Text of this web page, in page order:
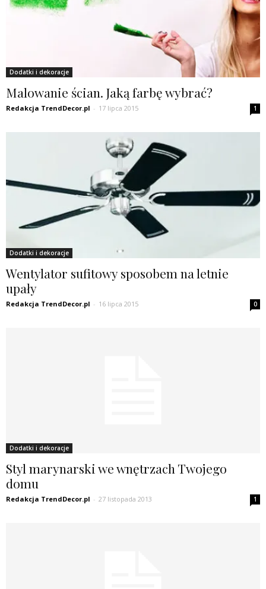
Dodatki i dekoracje
Malowanie ścian. Jaką farbę wybrać?
Redakcja TrendDecor.pl - 17 lipca 2015 1
Dodatki i dekoracje
Wentylator sufitowy sposobem na letnie
upały
Redakcja TrendDecor.pl - 16 lipca 2015 0
Dodatki i dekoracje
Styl marynarski we wnętrzach Twojego
domu
Redakcja TrendDecor.pl - 27 listopada 2013 1